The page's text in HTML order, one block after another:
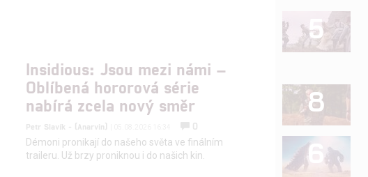
Insidious: Jsou mezi námi –
Oblíbená hororová série
nabírá zcela nový směr
Petr Slavík - (Anarvin)
0
Démoni pronikají do našeho světa ve finálním
traileru. Už brzy proniknou i do našich kin.
5
8
6